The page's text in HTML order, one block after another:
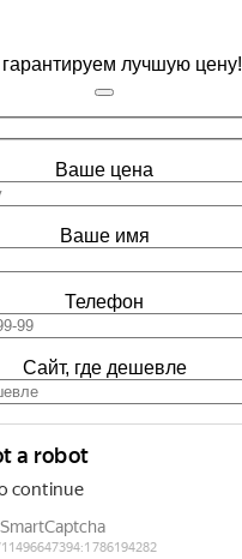
лучшую цену!
Ваше цена
Ваше имя
Телефон
Сайт, где дешевле